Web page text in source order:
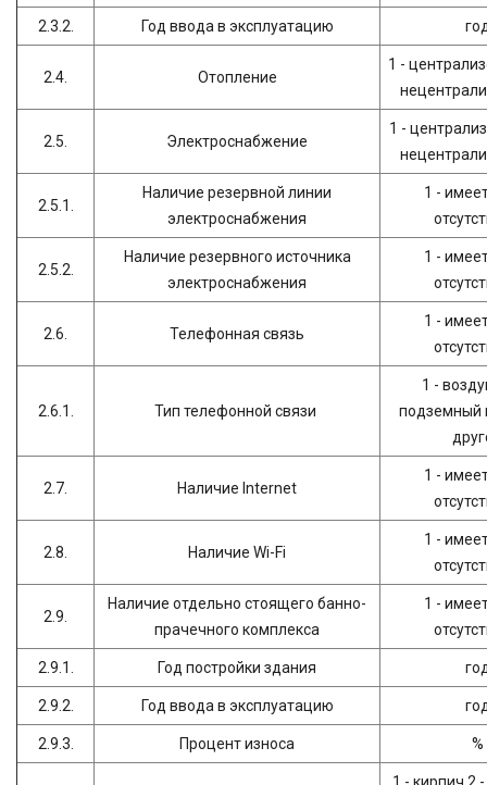
2.3.2. Год ввода в эксплуатацию
2.4. Отопление
1 -
2.5. Электроснабжение
1 -
2.5.1.
Наличие резервной линии
электроснабжения
1 -
2.5.2.
Наличие резервного источника
электроснабжения
1 -
2.6. Телефонная связь
1 -
2.6.1. Тип телефонной связи
1 -
подземный
2.7. Наличие Internet
1 -
2.8. Наличие Wi-Fi
1 -
2.9.
Наличие отдельно стоящего банно-
прачечного комплекса
1 -
2.9.1. Год постройки здания
2.9.2. Год ввода в эксплуатацию
2.9.3. Процент износа %